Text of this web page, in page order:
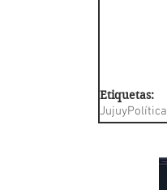
Etiquetas:
JujuyPolítica